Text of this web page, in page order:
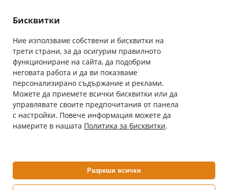
Общи условия
Абонирай се за нашия бюлетин
С абонамента се съгласявам сПолитиката за лични данни.
Онлайн аптека, част от аптеки „Ванчева“
ePharm е лицензирана онлайн аптека от
Изпълнителна Агенция по Лекарствата
Бисквитки
Ние използваме собствени и бисквитки на
трети страни, за да осигурим правилното
функциониране на сайта, да подобрим
неговата работа и да ви показваме
персонализирано съдържание и реклами.
Можете да приемете всички бисквитки или да
управлявате своите предпочитания от панела
с настройки. Повече информация можете да
намерите в нашата Политика за бисквитки.
Разреши всички